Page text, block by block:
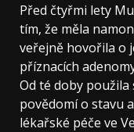
Před čtyřmi lety
tím, že měla
veřejně hovořila o
příznacích
Od té doby
povědomí o stavu
lékařské péče ve